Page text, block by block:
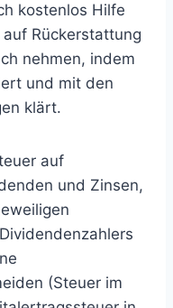
kostenlos Hilfe
Rückerstattung
nehmen, indem
und mit den
klärt.
auf
und Zinsen,
(Steuer im